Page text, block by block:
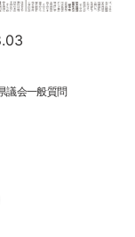
議会一般質問